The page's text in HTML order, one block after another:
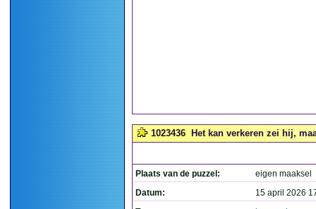
1023436 Het kan verkeren zei hij,
Plaats van de puzzel:
eigen maaksel
Datum:
15 april 2026